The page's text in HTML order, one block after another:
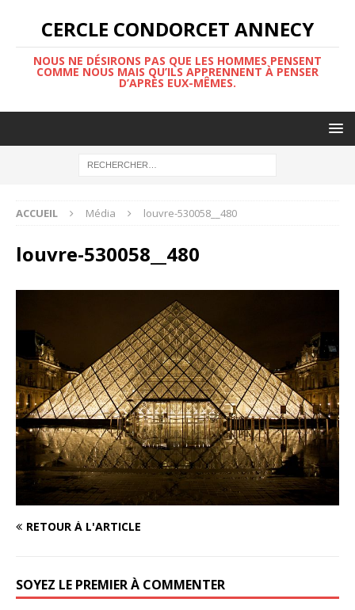
CERCLE CONDORCET ANNECY
NOUS NE DÉSIRONS PAS QUE LES HOMMES PENSENT
COMME NOUS MAIS QU’ILS APPRENNENT À PENSER
D’APRÈS EUX-MÊMES.
ACCUEIL Média louvre-530058__480
louvre-530058__480
RETOUR À L'ARTICLE
SOYEZ LE PREMIER À COMMENTER